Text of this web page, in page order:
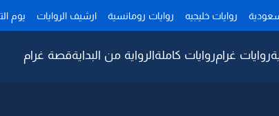
روايات خليجيه روايات رومانسية ارشيف الروايات يوم
روايات غرامروايات كاملةالرواية من البدايةقصة غرام